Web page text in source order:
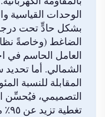
الوحدات القياسية
العامل الحاسم في
الشمالي. أما
التصميمي، فيُحسِّن
تغطية تزيد عن ٩٥٪ من ساعات التدفئة السنوية.